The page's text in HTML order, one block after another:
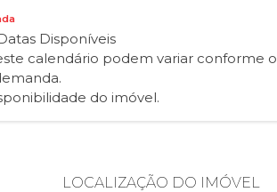
Disponíveis
calendário podem variar conforme o
do imóvel.
LOCALIZAÇÃO DO IMÓVEL